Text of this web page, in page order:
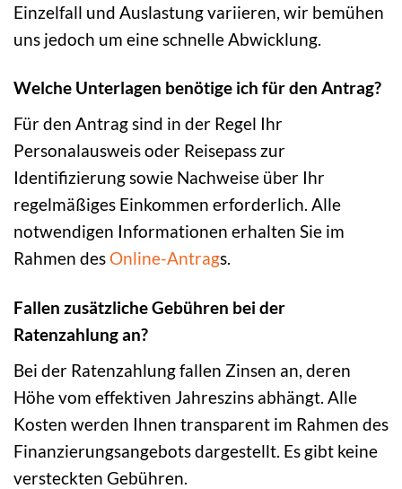
Einzelfall und Auslastung variieren, wir bemühen
uns jedoch um eine schnelle Abwicklung.
Welche Unterlagen benötige ich für den Antrag?
Für den Antrag sind in der Regel Ihr
Personalausweis oder Reisepass zur
Identifizierung sowie Nachweise über Ihr
regelmäßiges Einkommen erforderlich. Alle
notwendigen Informationen erhalten Sie im
Rahmen des Online-Antrags.
Fallen zusätzliche Gebühren bei der
Ratenzahlung an?
Bei der Ratenzahlung fallen Zinsen an, deren
Höhe vom effektiven Jahreszins abhängt. Alle
Kosten werden Ihnen transparent im Rahmen des
Finanzierungsangebots dargestellt. Es gibt keine
versteckten Gebühren.